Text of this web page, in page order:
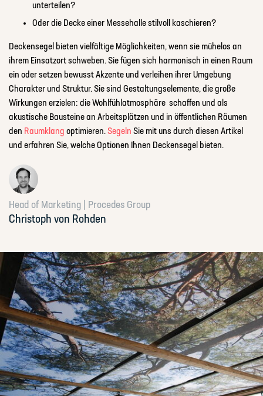
unterteilen?
Oder die Decke einer Messehalle stilvoll kaschieren?
Deckensegel bieten vielfältige Möglichkeiten, wenn sie mühelos an
ihrem Einsatzort schweben. Sie fügen sich harmonisch in einen Raum
ein oder setzen bewusst Akzente und verleihen ihrer Umgebung
Charakter und Struktur. Sie sind Gestaltungselemente, die große
Wirkungen erzielen: die Wohlfühlatmosphäre schaffen und als
akustische Bausteine an Arbeitsplätzen und in öffentlichen Räumen
den Raumklang optimieren.Segeln Sie mit uns durch diesen Artikel
und erfahren Sie, welche Optionen Ihnen Deckensegel bieten.
Head of Marketing | Procedes Group
Christoph von Rohden